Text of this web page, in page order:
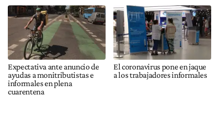
Expectativa ante anuncio de
ayudas a monitributistas e
informales en plena
cuarentena
El coronavirus pone en jaque
a los trabajadores informales